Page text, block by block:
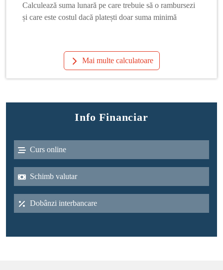
Calculează suma lunară pe care trebuie să o rambursezi
și care este costul dacă platești doar suma minimă
Mai multe calculatoare
Info Financiar
Curs online
Schimb valutar
Dobânzi interbancare